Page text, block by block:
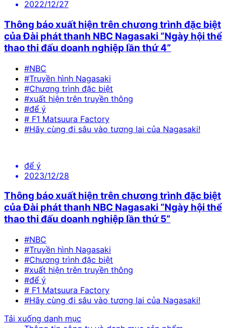
2022/12/27
Thông báo xuất hiện trên chương trình đặc biệt
của Đài phát thanh NBC Nagasaki “Ngày hội thể
thao thi đấu doanh nghiệp lần thứ 4”
#NBC
#Truyền hình Nagasaki
#Chương trình đặc biệt
#xuất hiện trên truyền thông
#để ý
# F1 Matsuura Factory
#Hãy cùng đi sâu vào tương lai của Nagasaki!
để ý
2023/12/28
Thông báo xuất hiện trên chương trình đặc biệt
của Đài phát thanh NBC Nagasaki “Ngày hội thể
thao thi đấu doanh nghiệp lần thứ 5”
#NBC
#Truyền hình Nagasaki
#Chương trình đặc biệt
#xuất hiện trên truyền thông
#để ý
# F1 Matsuura Factory
#Hãy cùng đi sâu vào tương lai của Nagasaki!
Tải xuống danh mục